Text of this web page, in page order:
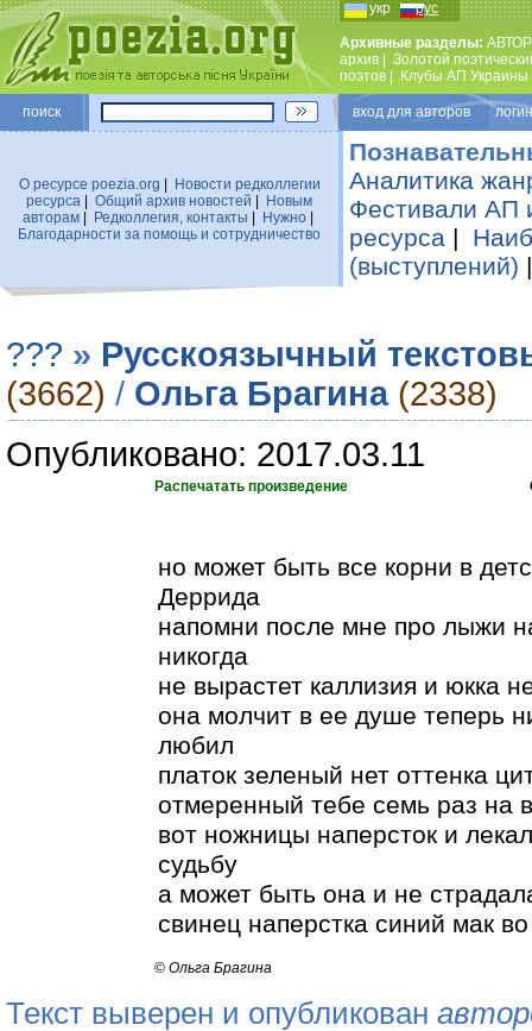
укр рус
Архивные разделы:
архив
Золотой
поэтов
Клубы АП Украины
поиск вход для авторов
О ресурсе poezia.org
Новости редколлегии
ресурса
Общий архив новостей
Новым
авторам| Редколлегия, контакты Нужно|
Благодарности за помощь и сотрудничество
Аналитика
Фестивали АП
ресурса |
(выступлений)
??? » Русскоязычный
(3662) / Ольга Брагина (2338)
Опубликовано: 2017.03.11
Распечатать произведение
но может быть все корни в
Деррида
напомни после мне про лыжи
никогда
не вырастет каллизия и юкка
она молчит в ее душе теперь
любил
платок зеленый нет оттенка
отмеренный тебе семь раз на
вот ножницы наперсток и
судьбу
а может быть она и не
свинец наперстка синий мак
© Ольга Брагина
Текст выверен и опубликован